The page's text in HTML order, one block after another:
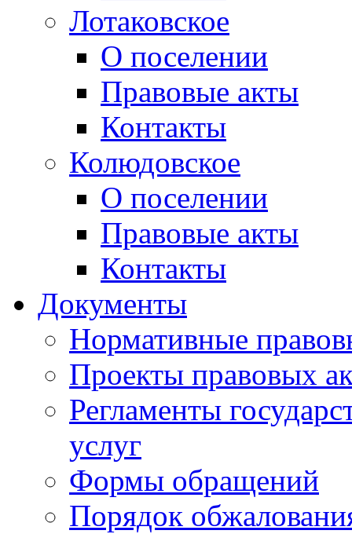
Лотаковское
О поселении
Правовые акты
Контакты
Колюдовское
О поселении
Правовые акты
Контакты
Документы
Нормативные
Проекты правовых
Регламенты
услуг
Формы обращений
Порядок